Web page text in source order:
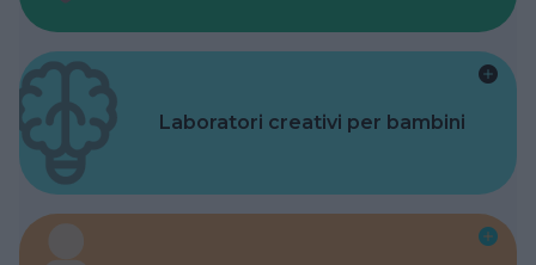
Laboratori creativi per bambini